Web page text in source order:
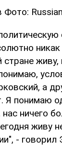
Фото:
стране живу,
а
Я понимаю
нас ничего
живу
- говорил